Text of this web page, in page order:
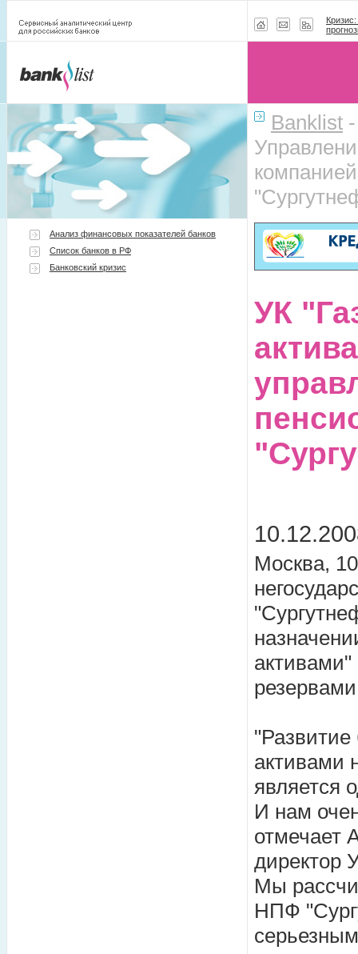
Анализ финансовых показателей банков
Список банков в РФ
Банковский кризис
Banklist
УК
Москва,
"Развитие
активами
является
И нам
отмечает
директор
Мы
НПФ